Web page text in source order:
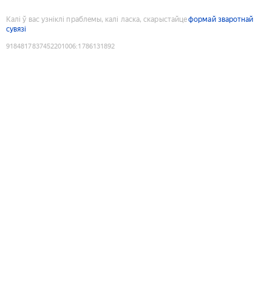
Калі ў вас узніклі праблемы, калі ласка, скарыстайцеформай зваротнай
сувязі
9184817837452201006:1786131892